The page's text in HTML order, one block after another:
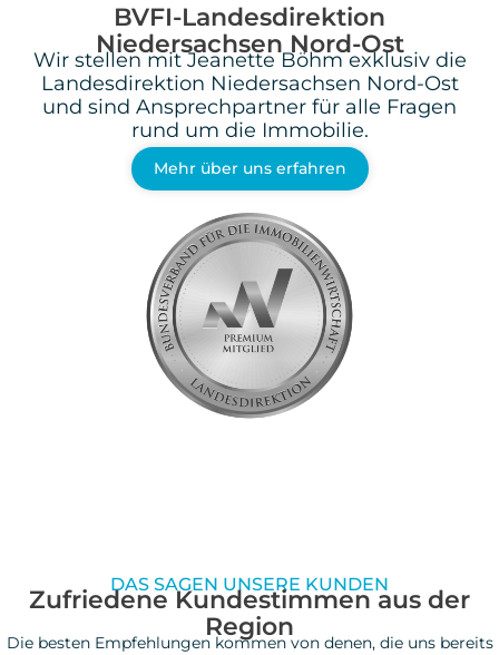
BVFI-Landesdirektion
Niedersachsen Nord-Ost
Wir stellen mit Jeanette Böhm exklusiv die
Landesdirektion Niedersachsen Nord-Ost
und sind Ansprechpartner für alle Fragen
rund um die Immobilie.
Mehr über uns erfahren
DAS SAGEN UNSERE KUNDEN
Zufriedene Kundestimmen aus der
Region
Die besten Empfehlungen kommen von denen, die uns bereits